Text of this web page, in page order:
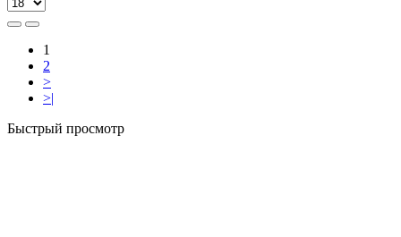
1
2
>
>|
Быстрый просмотр